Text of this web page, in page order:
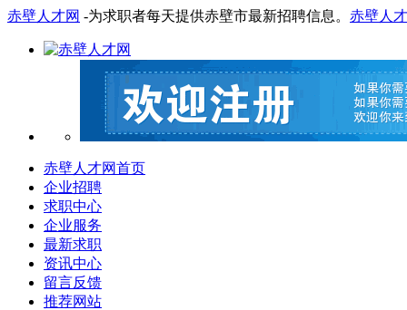
赤壁人才网 -为求职者每天提供赤壁市最新招聘信息。 赤壁人
赤壁人才网首页
企业招聘
求职中心
企业服务
最新求职
资讯中心
留言反馈
推荐网站